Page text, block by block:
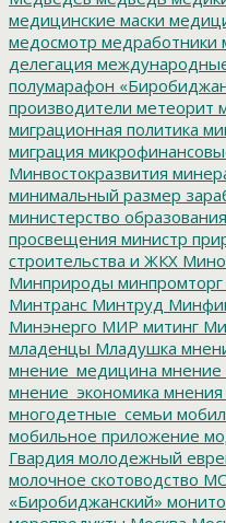
медицинские маски
медосмотр медработники
делегация
полумарафон
производители метеорит
миграционная политика
миграция
Минвостокразвития
минимальный размер
министерство
просвещения министр
строительства и ЖКХ
Минприроды минпромторг
Минтранс Минтруд
Минэнерго МИР митинг
младенцы Младушка
мнение_медицина
мнение_экономика мнения
многодетные_семьи
мобильное приложение
Гвардия молодежный
молочное скотоводство
«Биробиджанский»